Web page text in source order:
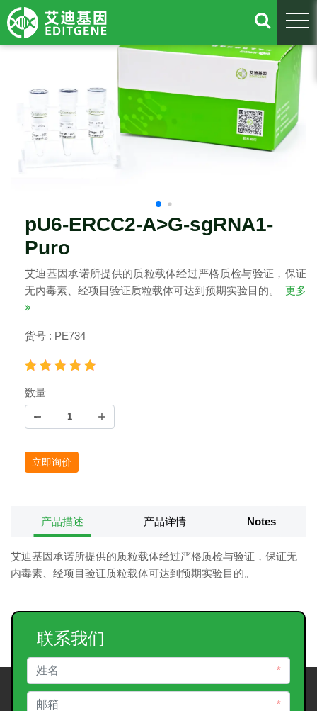
pU6-ERCC2-A>G-sgRNA1-
Puro
艾迪基因承诺所提供的质粒载体经过严格质检与验证，保证
无内毒素、经项目验证质粒载体可达到预期实验目的。
更多
货号 : PE734
数量
立即询价
产品描述 产品详情 Notes
艾迪基因承诺所提供的质粒载体经过严格质检与验证，保证无
内毒素、经项目验证质粒载体可达到预期实验目的。
联系我们
*
*